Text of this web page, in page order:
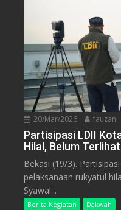
20/Mar/2026 fauzan
Partisipasi LDII
Hilal, Belum
Bekasi (19/3).
pelaksanaan rukyatul
Syawal...
Berita Kegiatan Dakwah